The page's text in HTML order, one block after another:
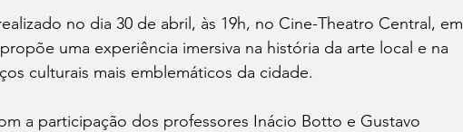
no dia 30 de abril, às 19h, no Cine-Theatro Central, em
uma experiência imersiva na história da arte local e na
culturais mais emblemáticos da cidade.
a participação dos professores Inácio Botto e Gustavo